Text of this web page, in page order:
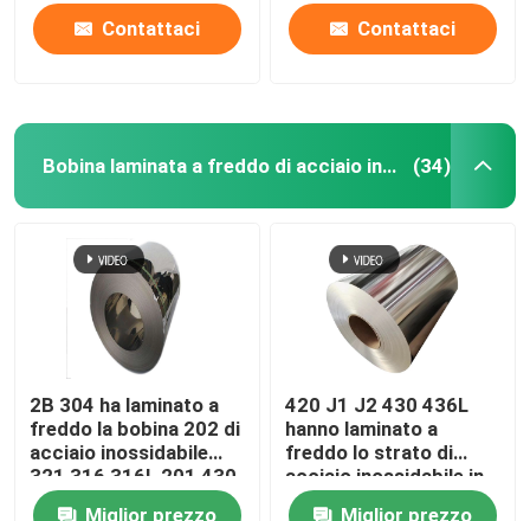
Contattaci Contattaci
Bobina laminata a freddo di acciaio inossidabile (34)
2B 304 ha laminato a
freddo la bobina 202 di
acciaio inossidabile
321 316 316L 201 430
Miglior prezzo
420 J1 J2 430 436L
hanno laminato a
freddo lo strato di
acciaio inossidabile in
bobina
Miglior prezzo